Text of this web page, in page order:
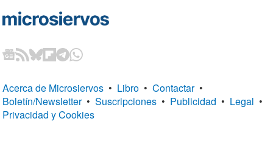
Acerca de Microsiervos • Libro • Contactar •
Boletín/Newsletter • Suscripciones • Publicidad • Legal •
Privacidad y Cookies